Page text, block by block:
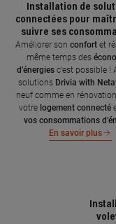
Installation de
connectées pour
suivre ses
Améliorer son confort et
même temps des
d’énergies c’est possible !
solutions Drivia with
neuf comme en
votre logement connecté
vos consommations
En savoir plus